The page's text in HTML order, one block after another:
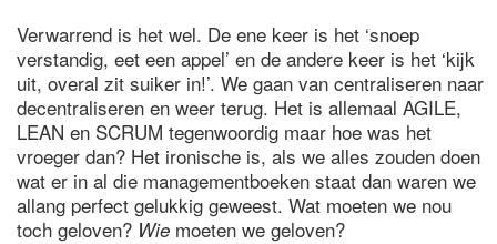
Verwarrend is het wel. De ene keer is het ‘snoep
verstandig, eet een appel’ en de andere keer is het ‘kijk
uit, overal zit suiker in!’. We gaan van centraliseren naar
decentraliseren en weer terug. Het is allemaal AGILE,
LEAN en SCRUM tegenwoordig maar hoe was het
vroeger dan? Het ironische is, als we alles zouden doen
wat er in al die managementboeken staat dan waren we
allang perfect gelukkig geweest. Wat moeten we nou
toch geloven? Wie moeten we geloven?